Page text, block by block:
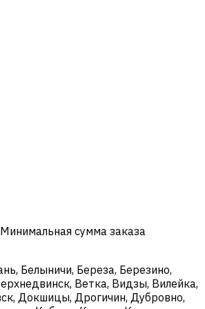
сумма заказа
Белыничи, Береза, Березино,
Ветка, Видзы, Вилейка,
Докшицы, Дрогичин, Дубровно,